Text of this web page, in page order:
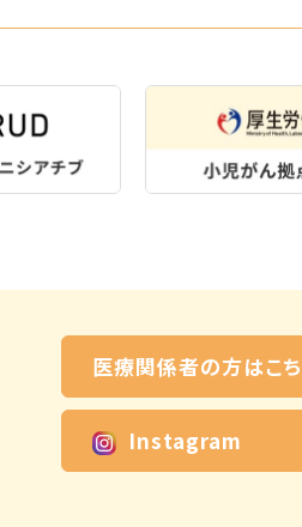
医療関係者の方はこ
Instagram